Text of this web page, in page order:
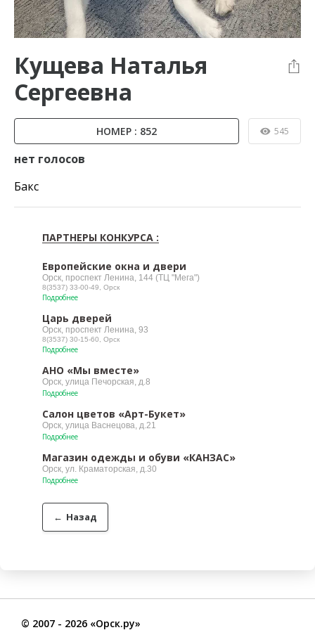
Кущева Наталья
Сергеевна
НОМЕР : 852 545
нет голосов
Бакс
ПАРТНЕРЫ КОНКУРСА :
Европейские окна и двери
Орск, проспект Ленина, 144 (ТЦ "Мега")
8(3537) 33-00-49, Орск
Подробнее
Царь дверей
Орск, проспект Ленина, 93
8(3537) 30-15-60, Орск
Подробнее
АНО «Мы вместе»
Орск, улица Печорская, д.8
Подробнее
Салон цветов «Арт-Букет»
Орск, улица Васнецова, д.21
Подробнее
Магазин одежды и обуви «КАНЗАС»
Орск, ул. Краматорская, д.30
Подробнее
← Назад
© 2007 - 2026 «Орск.ру»